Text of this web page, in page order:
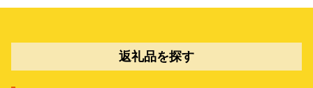
返礼品を探す